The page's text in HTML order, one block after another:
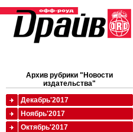
Архив рубрики "Новости
издательства"
Декабрь'2017
Ноябрь'2017
Октябрь'2017